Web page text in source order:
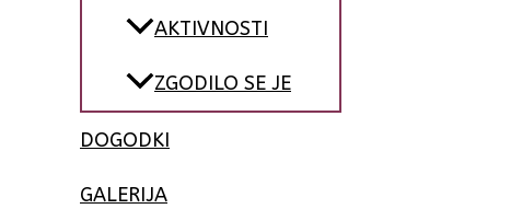
AKTIVNOSTI
ZGODILO SE JE
DOGODKI
GALERIJA